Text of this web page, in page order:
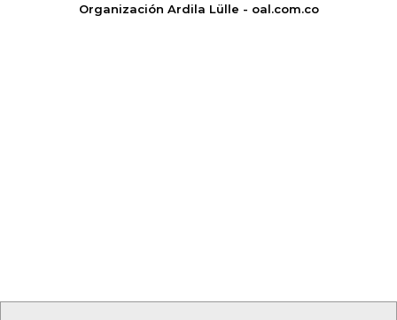
Organización Ardila Lülle - oal.com.co